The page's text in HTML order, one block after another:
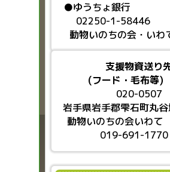
●ゆうちょ銀行
02250-1-58446
動物いのちの会・い
支援物資送り
(フード・毛布等)
020-0507
岩手県岩手郡雫石町丸
動物いのちの会いわ
019-691-1770